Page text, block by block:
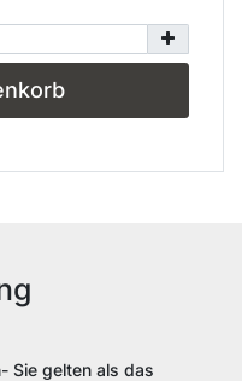
Sie gelten als das